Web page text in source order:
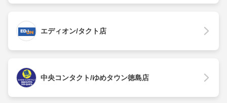
エディオン/タクト店
中央コンタクト/ゆめタウン徳島店